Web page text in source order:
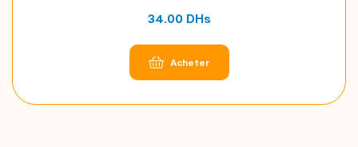
34.00 DHs
Acheter